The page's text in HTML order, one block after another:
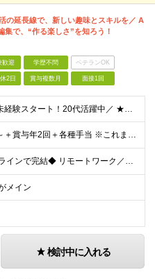
の延長線で、新しい趣味とスキルを／ A
集で、“作る楽しさ”を知ろう！
歓迎 学歴不問 ベテランOK
2日 賞与複数月 面接1回
＼ほぼ100％未経験スタート！20代活躍中／ ★未経験OK ★学歴不問／第二新卒歓迎 ★35歳以下の方（若年層の長期キャリア形成を図るため） ＜こんな方は大歓迎！＞ ・YouTubeやTikTokな
■月給25万円～＋賞与年2回＋各種手当 ※これまでの経験・スキル・前職の給与を考慮して決定します ※上記には、固定残業代（月20時間分／32,500円～）が含まれます ＜研修期間（7ヶ月～最大10ヶ
◆学習はオンラインで完結◆ リモートワーク／フルリモート案件あり・転勤なし ◇本社(秋葉原)または一都三県のクライアント先 ※勤務地につきましては、ご相談の上で配属 ＜本社＞ ◇東京都台東区台東1
メイン
検討中に入れる